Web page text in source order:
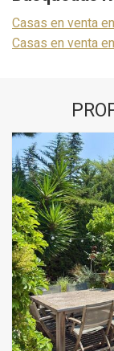
Casas en venta
Casas en venta